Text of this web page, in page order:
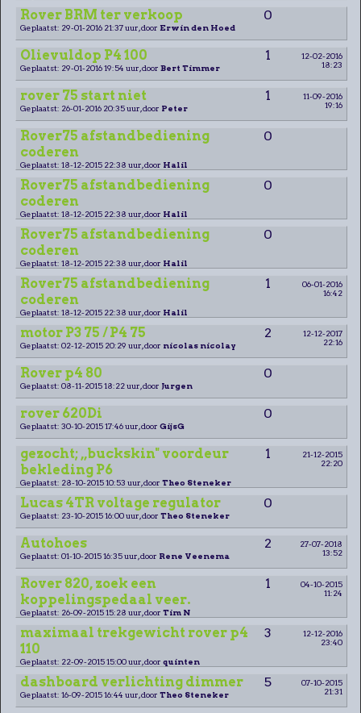
Rover BRM ter verkoop 0
Geplaatst: 29-01-2016 21:37 uur, door Erwin den Hoed
Olievuldop P4 100 1
12-02-2016
18:23
Geplaatst: 29-01-2016 19:54 uur, door Bert Timmer
rover 75 start niet 1
11-09-2016
19:16
Geplaatst: 26-01-2016 20:35 uur, door Peter
Rover75 afstandbediening
coderen
0
Geplaatst: 18-12-2015 22:38 uur, door Halil
Rover75 afstandbediening
coderen
0
Geplaatst: 18-12-2015 22:38 uur, door Halil
Rover75 afstandbediening
coderen
0
Geplaatst: 18-12-2015 22:38 uur, door Halil
Rover75 afstandbediening
coderen
1
06-01-2016
16:42
Geplaatst: 18-12-2015 22:38 uur, door Halil
motor P3 75 / P4 75 2
12-12-2017
22:16
Geplaatst: 02-12-2015 20:29 uur, door nicolas nicolay
Rover p4 80 0
Geplaatst: 08-11-2015 18:22 uur, door Jurgen
rover 620Di 0
Geplaatst: 30-10-2015 17:46 uur, door GijsG
gezocht; ,,buckskin" voordeur
bekleding P6
1
21-12-2015
22:20
Geplaatst: 28-10-2015 10:53 uur, door Theo Steneker
Lucas 4TR voltage regulator 0
Geplaatst: 23-10-2015 16:00 uur, door Theo Steneker
Autohoes 2
27-07-2018
13:52
Geplaatst: 01-10-2015 16:35 uur, door Rene Veenema
Rover 820, zoek een
koppelingspedaal veer.
1
04-10-2015
11:24
Geplaatst: 26-09-2015 15:28 uur, door Tim N
maximaal trekgewicht rover p4
110
3
12-12-2016
23:40
Geplaatst: 22-09-2015 15:00 uur, door quinten
dashboard verlichting dimmer 5
07-10-2015
21:31
Geplaatst: 16-09-2015 16:44 uur, door Theo Steneker